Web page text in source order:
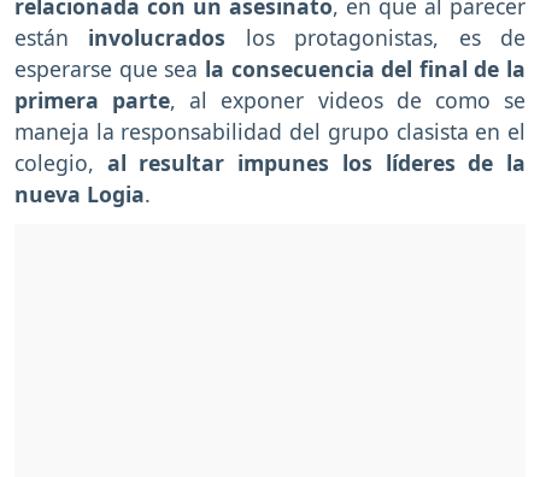
están involucrados los protagonistas, es de
esperarse que sea la consecuencia del final de la
primera parte, al exponer videos de como se
maneja la responsabilidad del grupo clasista en el
colegio, al resultar impunes los líderes de la
nueva Logia.